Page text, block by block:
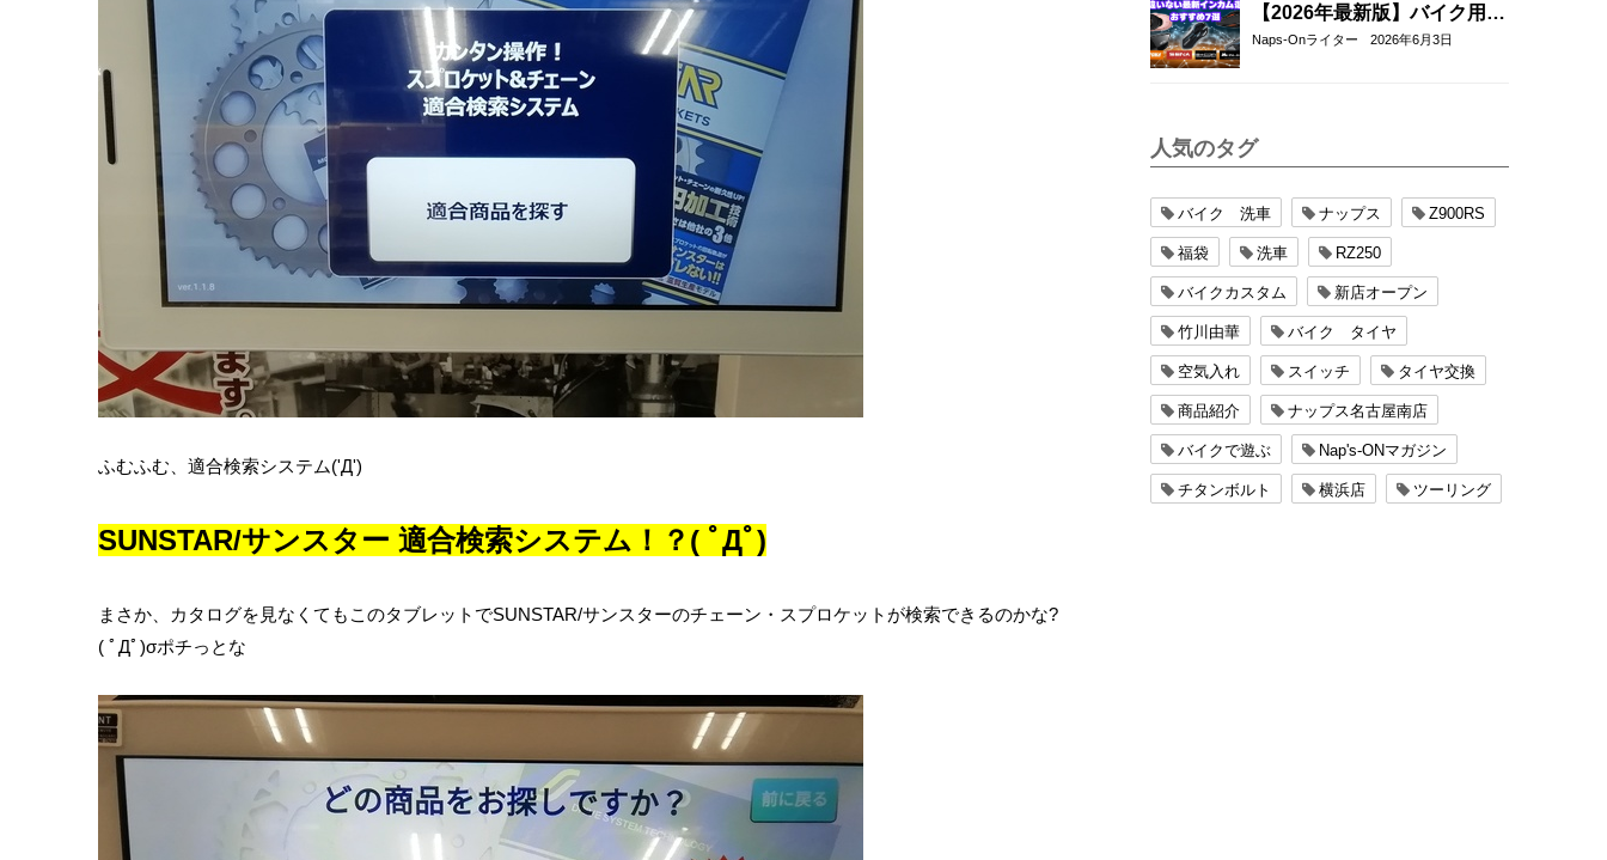
ふむふむ、適合検索システム('Д')
SUNSTAR/サンスター 適合検索システム！？( ﾟДﾟ)
まさか、カタログを見なくてもこのタブレットでSUNSTAR/サンスターのチェーン・スプロケットが検索できるのかな?
( ﾟДﾟ)σポチっとな
【2026年最新版】バイク用イ
ンカムおすすめ7選｜選び方
Naps-Onライター 2026年6月3日
人気のタグ
バイク 洗車 ナップス Z900RS
福袋 洗車 RZ250
バイクカスタム 新店オープン
竹川由華 バイク タイヤ
空気入れ スイッチ タイヤ交換
商品紹介 ナップス名古屋南店
バイクで遊ぶ Nap's-ONマガジン
チタンボルト 横浜店 ツーリング